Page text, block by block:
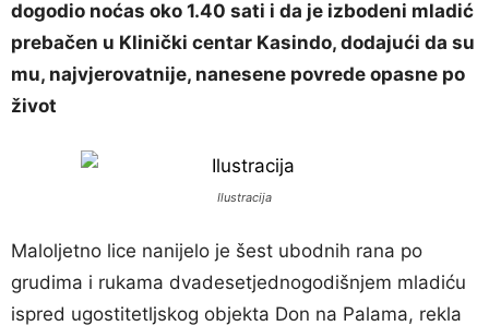
dogodio noćas oko 1.40 sati i da je izbodeni mladić
prebačen u Klinički centar Kasindo, dodajući da su
mu, najvjerovatnije, nanesene povrede opasne po
život
Ilustracija
Maloljetno lice nanijelo je šest ubodnih rana po
grudima i rukama dvadesetjednogodišnjem mladiću
ispred ugostitetljskog objekta Don na Palama, rekla